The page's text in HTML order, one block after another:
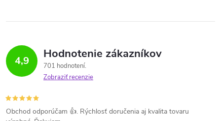
4,9 Hodnotenie zákazníkov
701 hodnotení
Zobraziť recenzie
Obchod odporúčam 👍. Rýchlosť doručenia aj kvalita tovaru